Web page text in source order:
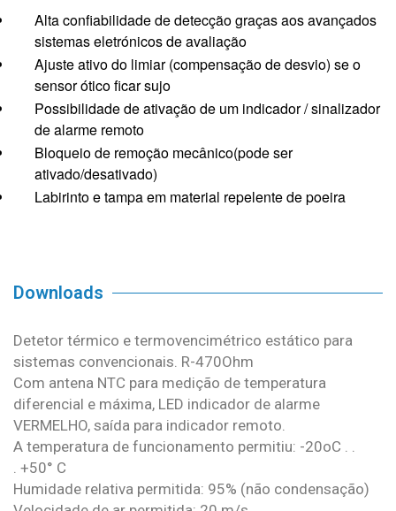
Alta confiabilidade de detecção graças aos avançados
sistemas eletrónicos de avaliação
Ajuste ativo do limiar (compensação de desvio) se o
sensor ótico ficar sujo
Possibilidade de ativação de um indicador / sinalizador
de alarme remoto
Bloqueio de remoção mecânico(pode ser
ativado/desativado)
Labirinto e tampa em material repelente de poeira
Downloads
Detetor térmico e termovencimétrico estático para
sistemas convencionais. R-470Ohm
Com antena NTC para medição de temperatura
diferencial e máxima, LED indicador de alarme
VERMELHO, saída para indicador remoto.
A temperatura de funcionamento permitiu: -20oC . .
. +50° C
Humidade relativa permitida: 95% (não condensação)